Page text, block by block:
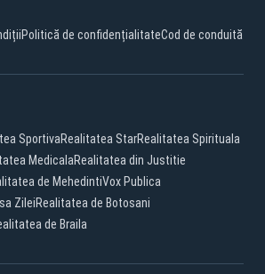
Politică de confidențialitateCod de conduită
SportivaRealitatea StarRealitatea Spirituala
MedicalaRealitatea din Justitie
de MehedintiVox Publica
ZileiRealitatea de Botosani
de Braila